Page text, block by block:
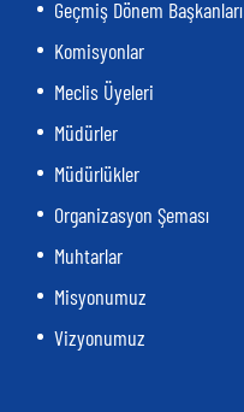
Geçmiş Dönem Başkanları
Komisyonlar
Meclis Üyeleri
Müdürler
Müdürlükler
Organizasyon Şeması
Muhtarlar
Misyonumuz
Vizyonumuz